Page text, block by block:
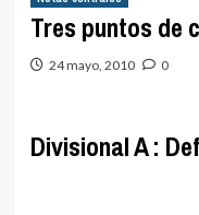
Tres puntos de
24 mayo, 2010 0
Divisional A :